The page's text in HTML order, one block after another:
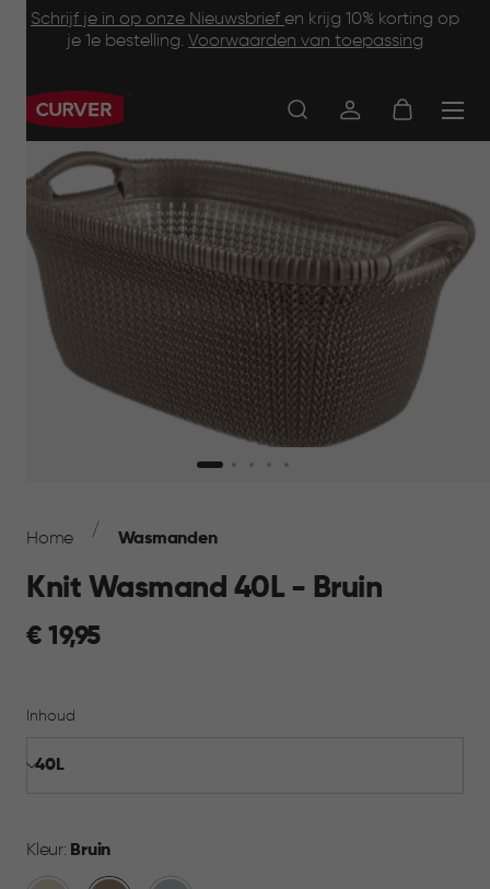
Schrijf je in op onze Nieuwsbrief en krijg 10% korting op
je 1e bestelling. Voorwaarden van toepassing
Main
navigation
Navigation
Home Wasmanden
Knit Wasmand 40L - Bruin
€
€ 19,95
Inhoud
Kleur: Bruin
Footer